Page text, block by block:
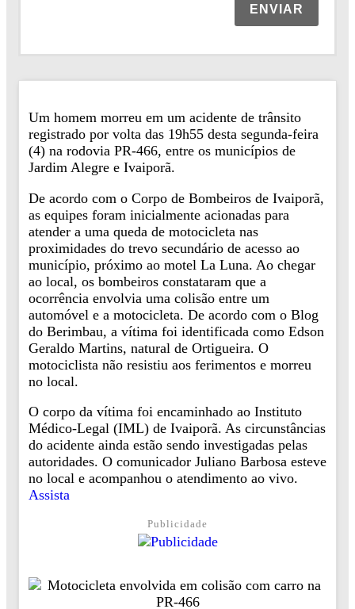
ENVIAR
Um homem morreu em um acidente de trânsito
registrado por volta das 19h55 desta segunda-feira
(4) na rodovia PR-466, entre os municípios de
Jardim Alegre e Ivaiporã.
De acordo com o Corpo de Bombeiros de Ivaiporã,
as equipes foram inicialmente acionadas para
atender a uma queda de motocicleta nas
proximidades do trevo secundário de acesso ao
município, próximo ao motel La Luna. Ao chegar
ao local, os bombeiros constataram que a
ocorrência envolvia uma colisão entre um
automóvel e a motocicleta. De acordo com o Blog
do Berimbau, a vítima foi identificada como Edson
Geraldo Martins, natural de Ortigueira. O
motociclista não resistiu aos ferimentos e morreu
no local.
O corpo da vítima foi encaminhado ao Instituto
Médico-Legal (IML) de Ivaiporã. As circunstâncias
do acidente ainda estão sendo investigadas pelas
autoridades. O comunicador Juliano Barbosa esteve
no local e acompanhou o atendimento ao vivo.
Assista
Publicidade